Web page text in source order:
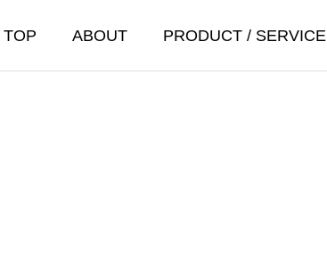
TOP ABOUT PRODUCT / SERVICE